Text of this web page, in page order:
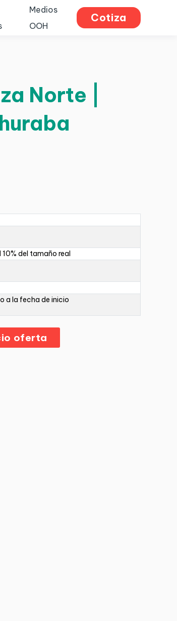
Medios
OOH
Cotiza
Norte |
del tamaño real
a la fecha de inicio
oferta